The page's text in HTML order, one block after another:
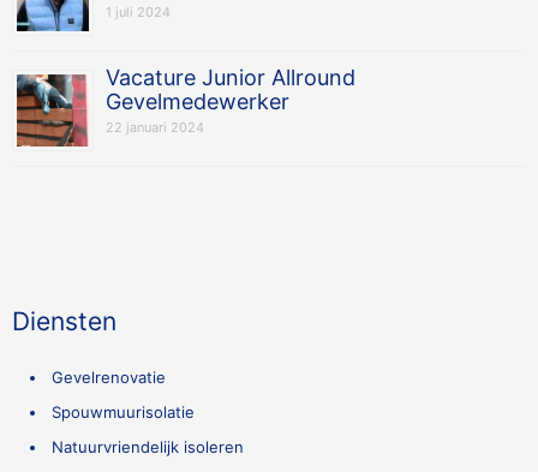
1 juli 2024
Vacature Junior Allround
Gevelmedewerker
22 januari 2024
Diensten
Gevelrenovatie
Spouwmuurisolatie
Natuurvriendelijk isoleren